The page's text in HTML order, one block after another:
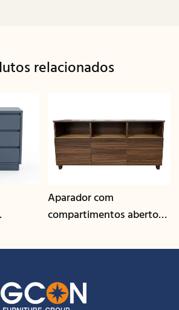
relacionados
|
Aparador com
compartimentos abertos
nogueira | CIS-207 - GCON